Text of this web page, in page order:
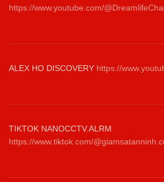
https://www.youtube.com/
ALEX HO DISCOVERY https://
TIKTOK NANOCCTV.ALRM
https://www.tiktok.com/